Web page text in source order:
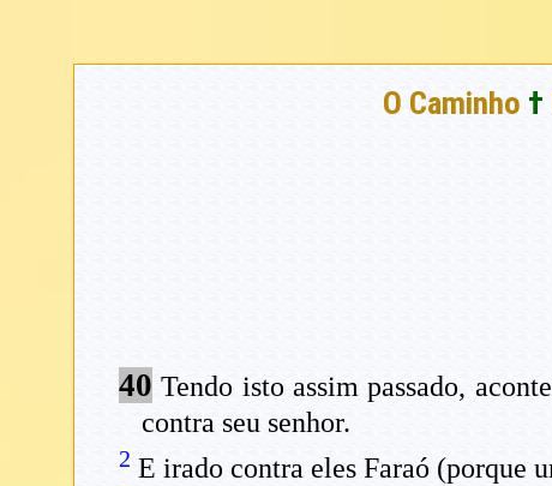
O Caminho †
40 Tendo isto assim passado,
contra seu senhor.
2 E irado contra eles Faraó (porque